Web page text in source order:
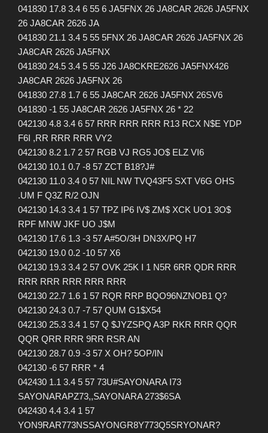
041830 17.8 3.4 6 55 6 JA5FNX 26 JA8CAR 2626 JA5FNX
26 JA8CAR 2626 JA
041830 21.1 3.4 5 55 5FNX 26 JA8CAR 2626 JA5FNX 26
JA8CAR 2626 JA5FNX
041830 24.5 3.4 5 55 J26 JA8CKRE2626 JA5FNX426
JA8CAR 2626 JA5FNX 26
041830 27.8 1.7 6 55 JA8CAR 2626 JA5FNX 26SV6
041830 -1 55 JA8CAR 2626 JA5FNX 26 * 22
042130 4.8 3.4 6 57 RRR RRR RRR R13 RCX N$E YDP
F6I ,RR RRR RRR VY2
042130 8.2 1.7 2 57 RGB VJ RG5 JO$ ELZ VI6
042130 10.1 0.7 -8 57 ZCT B18?J#
042130 11.0 3.4 0 57 NIL NW TVQ43F5 SXT V6G OHS
.UM F Q3Z R/2 OJN
042130 14.3 3.4 1 57 TPZ IP6 IV$ ZM$ XCK UO1 3O$
RPF MNW JKF UO J$M
042130 17.6 1.3 -3 57 A#5O/3H DN3X/PQ H7
042130 19.0 0.2 -10 57 X6
042130 19.3 3.4 2 57 OVK 25K I 1 N5R 6RR QDR RRR
RRR RRR RRR RRR RRR
042130 22.7 1.6 1 57 RQR RRP BQO96NZNOB1 Q?
042130 24.3 0.7 -7 57 QUM G1$X54
042130 25.3 3.4 1 57 Q $JYZSPQ A3P RKR RRR QQR
QQR QRR RRR 9RR RSR AN
042130 28.7 0.9 -3 57 X OH? 5OP/IN
042130 -6 57 RRR * 4
042430 1.1 3.4 5 57 73U#SAYONARA I73
SAYONARAPZ73,,SAYONARA 273$6SA
042430 4.4 3.4 1 57
YON9RAR773NSSAYONGR8Y773Q5SRYONAR?